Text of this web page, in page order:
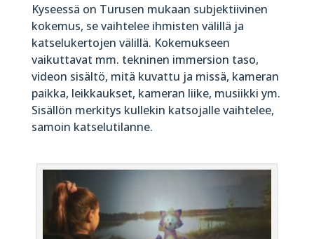
Kyseessä on Turusen mukaan subjektiivinen
kokemus, se vaihtelee ihmisten välillä ja
katselukertojen välillä. Kokemukseen
vaikuttavat mm. tekninen immersion taso,
videon sisältö, mitä kuvattu ja missä, kameran
paikka, leikkaukset, kameran liike, musiikki ym.
Sisällön merkitys kullekin katsojalle vaihtelee,
samoin katselutilanne.